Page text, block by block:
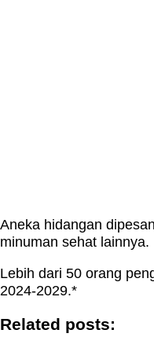
Aneka hidangan
minuman sehat lainnya.
Lebih dari 50 orang
2024-2029.*
Related posts: